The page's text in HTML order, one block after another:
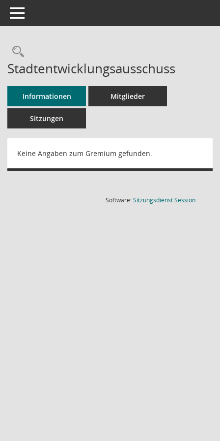
Toggle navigation
Rechercheauswahl
Stadtentwicklungsausschuss
Informationen Mitglieder
Sitzungen
Keine Angaben zum Gremium gefunden.
Software:SitzungsdienstSession(Wird in